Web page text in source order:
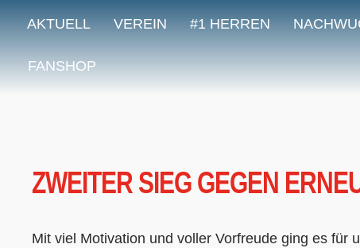
AKTUELL VEREIN #1 HERREN
FANSHOP
ZWEITER SIEG GEGEN
Mit viel Motivation und voller Vorfreude ging es für